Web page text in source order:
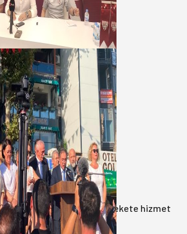
Teşkilatı kuruldu
/Akın: Benim derdim memlekete hizmet